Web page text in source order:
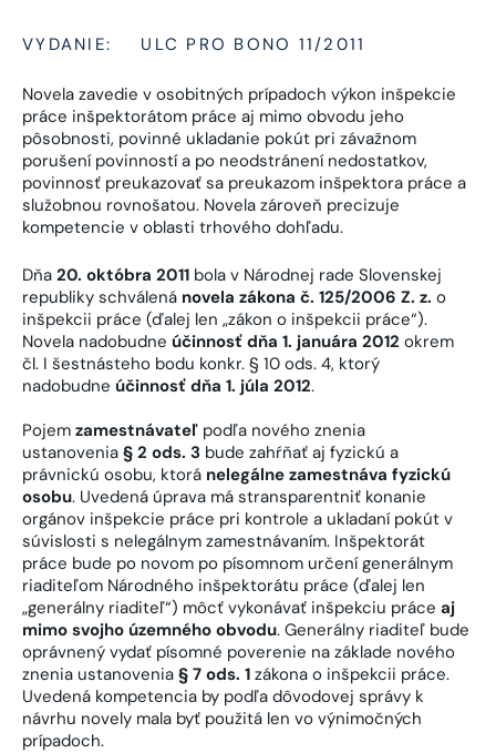
VYDANIE: ULC PRO BONO 11/2011
Novela zavedie v osobitných prípadoch výkon inšpekcie
práce inšpektorátom práce aj mimo obvodu jeho
pôsobnosti, povinné ukladanie pokút pri závažnom
porušení povinností a po neodstránení nedostatkov,
povinnosť preukazovať sa preukazom inšpektora práce a
služobnou rovnošatou. Novela zároveň precizuje
kompetencie v oblasti trhového dohľadu.
Dňa 20. októbra 2011 bola v Národnej rade Slovenskej
republiky schválená novela zákona č. 125/2006 Z. z. o
inšpekcii práce (ďalej len „zákon o inšpekcii práce“).
Novela nadobudne účinnosť dňa 1. januára 2012 okrem
čl. I šestnásteho bodu konkr. § 10 ods. 4, ktorý
nadobudne účinnosť dňa 1. júla 2012.
Pojem zamestnávateľ podľa nového znenia
ustanovenia § 2 ods. 3 bude zahŕňať aj fyzickú a
právnickú osobu, ktorá nelegálne zamestnáva fyzickú
osobu. Uvedená úprava má stransparentniť konanie
orgánov inšpekcie práce pri kontrole a ukladaní pokút v
súvislosti s nelegálnym zamestnávaním. Inšpektorát
práce bude po novom po písomnom určení generálnym
riaditeľom Národného inšpektorátu práce (ďalej len
„generálny riaditeľ“) môcť vykonávať inšpekciu práce aj
mimo svojho územného obvodu. Generálny riaditeľ bude
oprávnený vydať písomné poverenie na základe nového
znenia ustanovenia § 7 ods. 1 zákona o inšpekcii práce.
Uvedená kompetencia by podľa dôvodovej správy k
návrhu novely mala byť použitá len vo výnimočných
prípadoch.